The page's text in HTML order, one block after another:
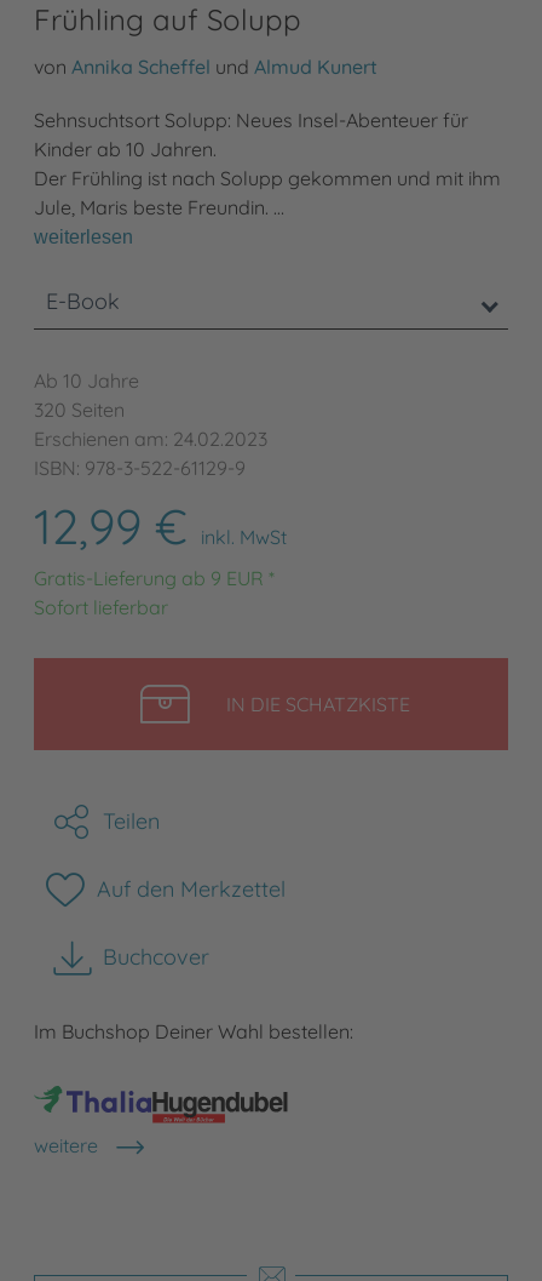
Frühling auf Solupp
von Annika Scheffel und Almud Kunert
Sehnsuchtsort Solupp: Neues Insel-Abenteuer für
Kinder ab 10 Jahren.
Der Frühling ist nach Solupp gekommen und mit ihm
Jule, Maris beste Freundin. …
weiterlesen
E-Book
Ab 10 Jahre
320 Seiten
Erschienen am: 24.02.2023
ISBN: 978-3-522-61129-9
12,99 €
inkl. MwSt
Gratis-Lieferung ab 9 EUR *
Sofort lieferbar
IN DIE SCHATZKISTELEGEN
Teilen
Auf den Merkzettel
Buchcover
herunterladen
Im Buchshop Deiner Wahl bestellen:
weitere
Shops anzeigen